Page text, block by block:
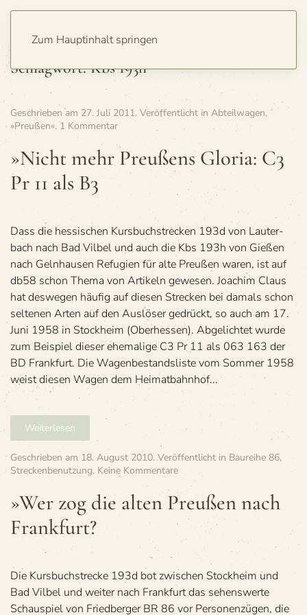
Zum Hauptinhalt springen
Schlagwort:Kbs 193h
Geschrieben am 27. Juli 2011. Veröffentlicht in Abteilwagen,
»Preußen«. 1 Kommentarzu
mehr
Preu­
ßens
Pr
11
als B3
»Nicht mehr Preu­ßens Glo­ria: C3
Pr 11 als B3
Dass die hes­si­schen Kurs­buch­stre­cken 193d von Lau­ter­
bach nach Bad Vil­bel und auch die Kbs 193h von Gie­ßen
nach Geln­hau­sen Refu­gien für alte Preu­ßen waren, ist auf
db58 schon Thema von Arti­keln gewesen. Joa­chim Claus
hat des­we­gen häu­fig auf die­sen Stre­cken bei damals schon
sel­te­nen Arten auf den Aus­lö­ser gedrückt, so auch am 17.
Juni 1958 in Stock­heim (Ober­hes­sen). Abge­lich­tet wurde
zum Bei­spiel die­ser ehe­ma­lige C3 Pr 11 als 063 163 der
BD Frankfurt. Die Wagen­be­stands­liste vom Som­mer 1958
weist die­sen Wagen dem Hei­mat­bahn­hof...
Weiterlesen
Geschrieben am 18. August 2010. Veröffentlicht in Baureihe 86,
Streckenbenutzung. Keine Kommentarezu
zog
die
alten
Frankfurt?
»Wer zog die alten Preu­ßen nach
Frankfurt?
Die Kursbuchstrecke 193d bot zwischen Stockheim und
Bad Vilbel und weiter nach Frankfurt das sehenswerte
Schauspiel von Friedberger BR 86 vor Personenzügen, die